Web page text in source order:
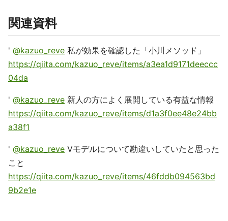
関連資料
' @kazuo_reve 私が効果を確認した「小川メソッド」
https://qiita.com/kazuo_reve/items/a3ea1d9171deeccc
04da
' @kazuo_reve 新人の方によく展開している有益な情報
https://qiita.com/kazuo_reve/items/d1a3f0ee48e24bb
a38f1
' @kazuo_reve Vモデルについて勘違いしていたと思った
こと
https://qiita.com/kazuo_reve/items/46fddb094563bd
9b2e1e